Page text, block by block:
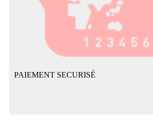
PAIEMENT SECURISÉ